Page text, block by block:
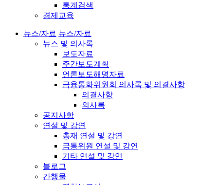
통계검색
경제교육
뉴스/자료 뉴스/자료
뉴스 및 의사록
보도자료
주간보도계획
언론보도해명자료
금융통화위원회 의사록 및 의결사항
의결사항
의사록
공지사항
연설 및 강연
총재 연설 및 강연
금통위원 연설 및 강연
기타 연설 및 강연
블로그
간행물